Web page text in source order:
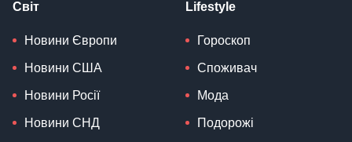
Світ
Новини Європи
Новини США
Новини Росії
Новини СНД
Lifestyle
Гороскоп
Споживач
Мода
Подорожі